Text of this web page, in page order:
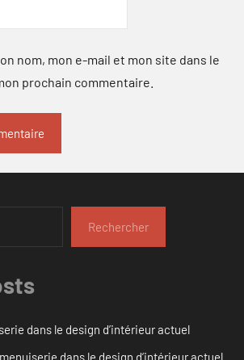
nom, mon e-mail et mon site dans le
prochain commentaire.
Rechercher
dans le design d’intérieur actuel
dans le design d’intérieur actuel